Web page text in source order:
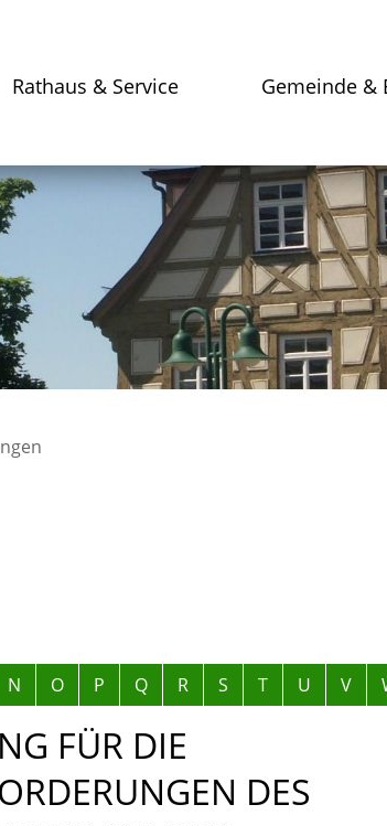
Rathaus & Service Gemeinde &
N O P Q R S T U V
FÜR DIE
DES